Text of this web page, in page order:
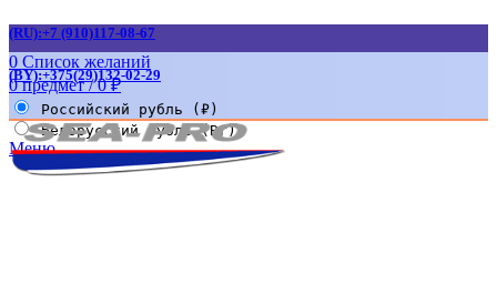
(RU):+7 (910)117-08-67
(BY):+375(29)132-02-29
0 Список желаний
0предмет / 0₽
Российский рубль (₽)
Белорусский рубль (Br)
Меню